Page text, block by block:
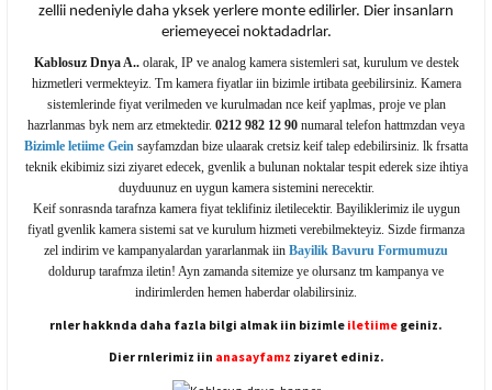
zellii nedeniyle daha yksek yerlere monte edilirler. Dier insanlarn
eriemeyecei noktadadrlar.
Kablosuz Dnya A..olarak, IP ve analog kamera sistemleri sat, kurulum ve destek
hizmetleri vermekteyiz. Tm kamera fiyatlar iin bizimle irtibata geebilirsiniz. Kamera
sistemlerinde fiyat verilmeden ve kurulmadan nce keif yaplmas, proje ve plan
hazrlanmas byk nem arz etmektedir. 0212 982 12 90 numaral telefon hattmzdan veya
Bizimle letiime Gein sayfamzdan bize ulaarak cretsiz keif talep edebilirsiniz. lk frsatta
teknik ekibimiz sizi ziyaret edecek, gvenlik a bulunan noktalar tespit ederek size ihtiya
duyduunuz en uygun kamera sistemini nerecektir.
Keif sonrasnda tarafnza kamera fiyat teklifiniz iletilecektir. Bayiliklerimiz ile uygun
fiyatl gvenlik kamera sistemi sat ve kurulum hizmeti verebilmekteyiz. Sizde firmanza
zel indirim ve kampanyalardan yararlanmak iin Bayilik Bavuru Formumuzu
doldurup tarafmza iletin! Ayn zamanda sitemize ye olursanz tm kampanya ve
indirimlerden hemen haberdar olabilirsiniz.
rnler hakknda daha fazla bilgi almak iin bizimle iletiime geiniz.
Dier rnlerimiz iin anasayfamz ziyaret ediniz.